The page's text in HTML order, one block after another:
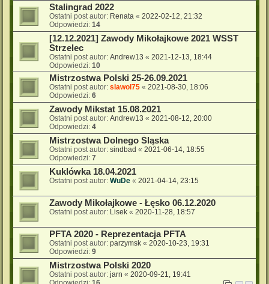
Stalingrad 2022
Ostatni post autor: Renata « 2022-02-12, 21:32
Odpowiedzi: 14
[12.12.2021] Zawody Mikołajkowe 2021 WSST
Strzelec
Ostatni post autor: Andrew13 « 2021-12-13, 18:44
Odpowiedzi: 10
Mistrzostwa Polski 25-26.09.2021
Ostatni post autor: slawol75 « 2021-08-30, 18:06
Odpowiedzi: 6
Zawody Mikstat 15.08.2021
Ostatni post autor: Andrew13 « 2021-08-12, 20:00
Odpowiedzi: 4
Mistrzostwa Dolnego Śląska
Ostatni post autor: sindbad « 2021-06-14, 18:55
Odpowiedzi: 7
Kuklówka 18.04.2021
Ostatni post autor: WuDe « 2021-04-14, 23:15
Zawody Mikołajkowe - Łęsko 06.12.2020
Ostatni post autor: Lisek « 2020-11-28, 18:57
PFTA 2020 - Reprezentacja PFTA
Ostatni post autor: parzymsk « 2020-10-23, 19:31
Odpowiedzi: 9
Mistrzostwa Polski 2020
Ostatni post autor: jarn « 2020-09-21, 19:41